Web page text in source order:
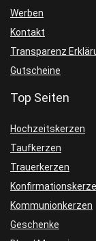
Werben
Kontakt
Transparenz
Gutscheine
Top Seiten
Hochzeitskerzen
Taufkerzen
Trauerkerzen
Kommunionkerzen
Geschenke